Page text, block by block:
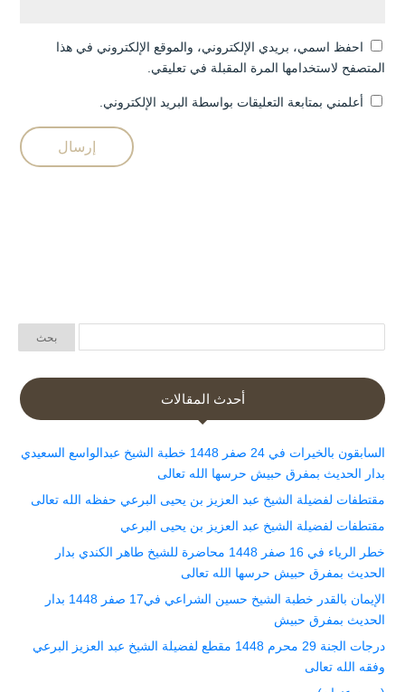
احفظ اسمي، بريدي الإلكتروني، والموقع الإلكتروني في هذا
المتصفح لاستخدامها المرة المقبلة في تعليقي.
أعلمني بمتابعة التعليقات بواسطة البريد الإلكتروني.
أحدث المقالات
السابقون بالخيرات في 24 صفر 1448 خطبة الشيخ عبدالواسع السعيدي
بدار الحديث بمفرق حبيش حرسها الله تعالى
مقتطفات لفضيلة الشيخ عبد العزيز بن يحيى البرعي حفظه الله تعالى
مقتطفات لفضيلة الشيخ عبد العزيز بن يحيى البرعي
خطر الرياء في 16 صفر 1448 محاضرة للشيخ طاهر الكندي بدار
الحديث بمفرق حبيش حرسها الله تعالى
الإيمان بالقدر خطبة الشيخ حسين الشراعي في17 صفر 1448 بدار
الحديث بمفرق حبيش
درجات الجنة 29 محرم 1448 مقطع لفضيلة الشيخ عبد العزيز البرعي
وفقه الله تعالى